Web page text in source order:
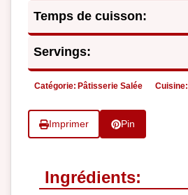
Temps de cuisson:
Servings:
Catégorie: Pâtisserie Salée Cuisine:
Imprimer Pin
Ingrédients: